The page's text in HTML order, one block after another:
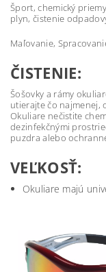
Šport, chemický
plyn, čistenie
Maľovanie,
ČISTENIE:
Šošovky a rámy
utierajte čo najmenej,
Okuliare nečistite
dezinfekčnými
puzdra alebo
VEĽKOSŤ:
Okuliare majú